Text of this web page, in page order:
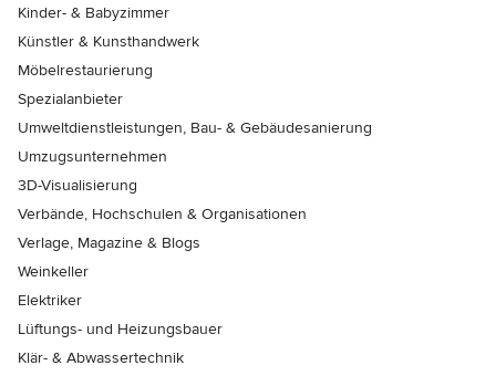
Kinder- & Babyzimmer
Künstler & Kunsthandwerk
Möbelrestaurierung
Spezialanbieter
Umweltdienstleistungen, Bau- & Gebäudesanierung
Umzugsunternehmen
3D-Visualisierung
Verbände, Hochschulen & Organisationen
Verlage, Magazine & Blogs
Weinkeller
Elektriker
Lüftungs- und Heizungsbauer
Klär- & Abwassertechnik